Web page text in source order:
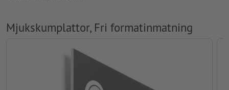
Mjukskumplattor, Fri formatinmatning